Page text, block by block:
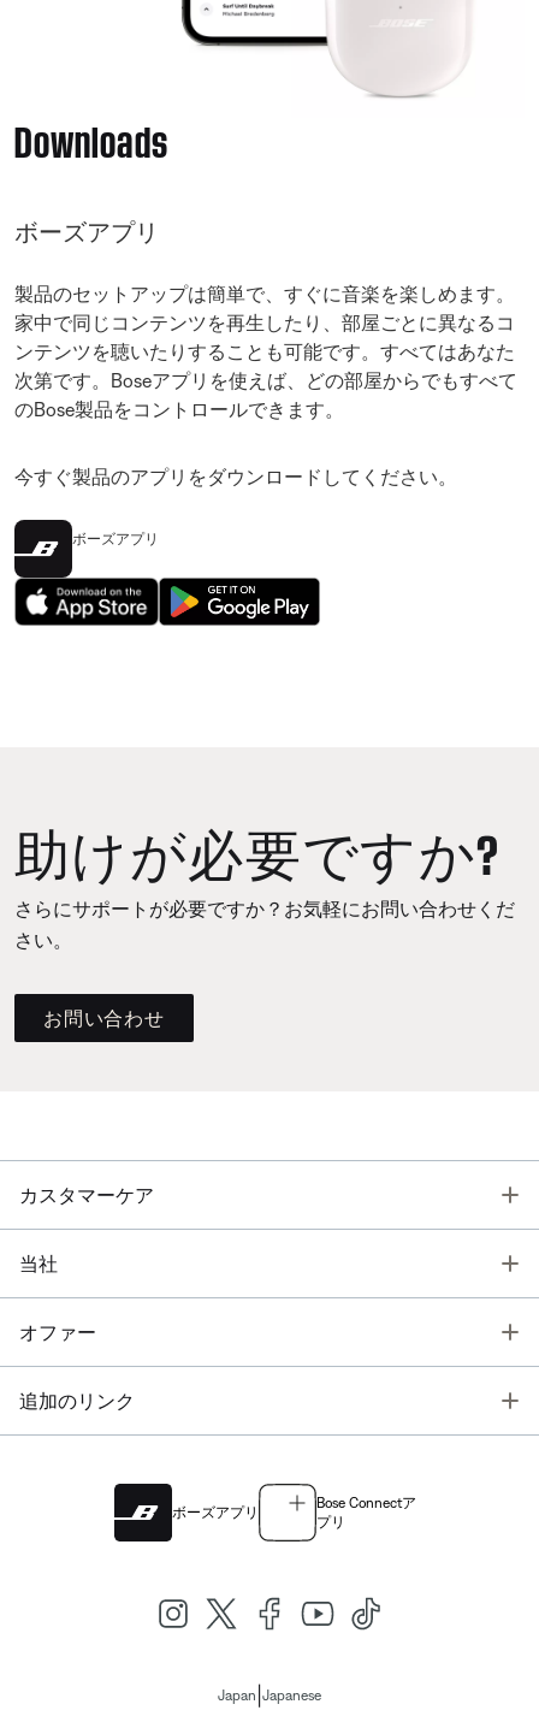
Downloads
ボーズアプリ
製品のセットアップは簡単で、すぐに音楽を楽しめます。
家中で同じコンテンツを再生したり、部屋ごとに異なるコ
ンテンツを聴いたりすることも可能です。すべてはあなた
次第です。Boseアプリを使えば、どの部屋からでもすべて
のBose製品をコントロールできます。
今すぐ製品のアプリをダウンロードしてください。
ボーズアプリ
助けが必要ですか?
さらにサポートが必要ですか？お気軽にお問い合わせくだ
さい。
お問い合わせ
カスタマーケア
当社
オファー
追加のリンク
ボーズアプリ
Bose Connectア
プリ
Japan Japanese